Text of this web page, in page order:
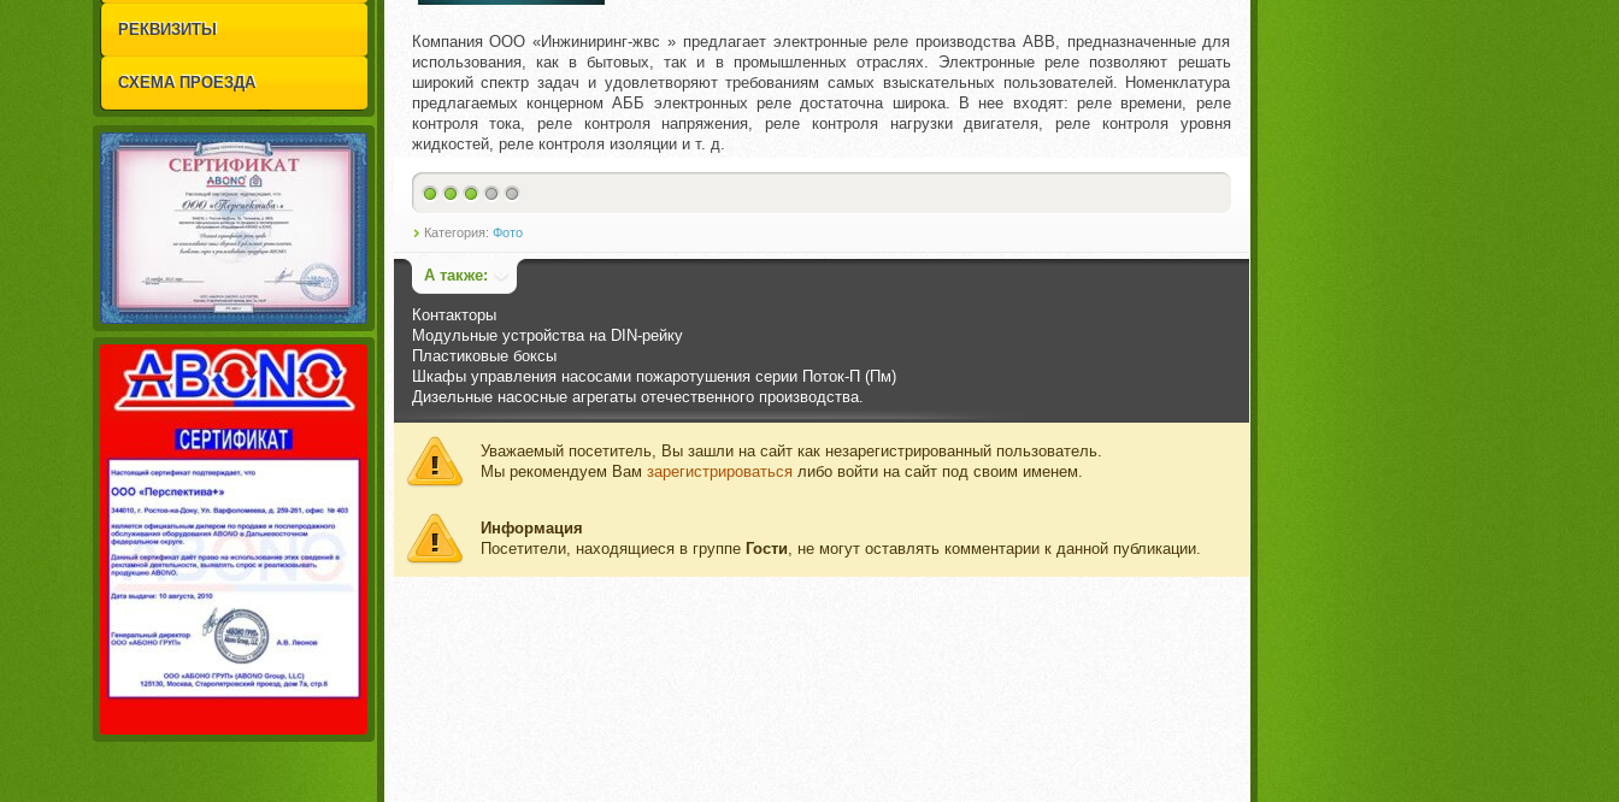
РЕКВИЗИТЫ
СХЕМА ПРОЕЗДА
Компания ООО «Инжиниринг-жвс » предлагает электронные реле производства АВВ, предназначенные для
использования, как в бытовых, так и в промышленных отраслях. Электронные реле позволяют решать
широкий спектр задач и удовлетворяют требованиям самых взыскательных пользователей. Номенклатура
предлагаемых концерном АББ электронных реле достаточна широка. В нее входят: реле времени, реле
контроля тока, реле контроля напряжения, реле контроля нагрузки двигателя, реле контроля уровня
жидкостей, реле контроля изоляции и т. д.
Категория: Фото
А также:
Контакторы
Модульные устройства на DIN-рейку
Пластиковые боксы
Шкафы управления насосами пожаротушения серии Поток-П (Пм)
Дизельные насосные агрегаты отечественного производства.
Уважаемый посетитель, Вы зашли на сайт как незарегистрированный пользователь.
Мы рекомендуем Вам зарегистрироватьсялибо войти на сайт под своим именем.
Информация
Посетители, находящиеся в группе Гости , не могут оставлять комментарии к данной публикации.